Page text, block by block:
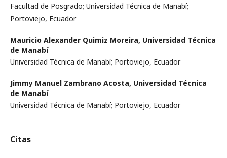
Facultad de Posgrado; Universidad Técnica de Manabí;
Portoviejo, Ecuador
Mauricio Alexander Quimiz Moreira, Universidad Técnica
de Manabí
Universidad Técnica de Manabí; Portoviejo, Ecuador
Jimmy Manuel Zambrano Acosta, Universidad Técnica
de Manabí
Universidad Técnica de Manabí; Portoviejo, Ecuador
Citas